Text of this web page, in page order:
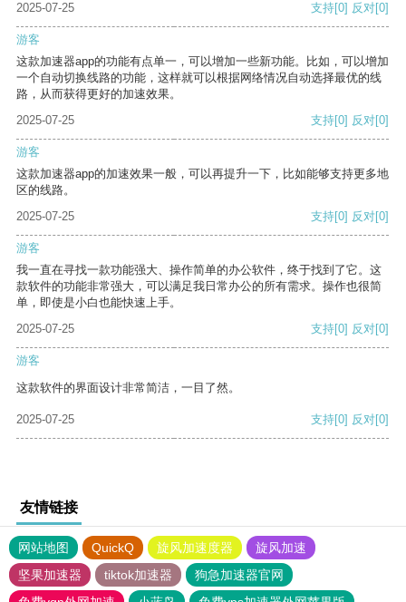
2025-07-25 支持[0] 反对[0]
游客
这款加速器app的功能有点单一，可以增加一些新功能。比如，可以增加
一个自动切换线路的功能，这样就可以根据网络情况自动选择最优的线
路，从而获得更好的加速效果。
2025-07-25
支持[0] 反对[0]
游客
这款加速器app的加速效果一般，可以再提升一下，比如能够支持更多地
区的线路。
2025-07-25
支持[0] 反对[0]
游客
我一直在寻找一款功能强大、操作简单的办公软件，终于找到了它。这
款软件的功能非常强大，可以满足我日常办公的所有需求。操作也很简
单，即使是小白也能快速上手。
2025-07-25
支持[0] 反对[0]
游客
这款软件的界面设计非常简洁，一目了然。
2025-07-25 支持[0] 反对[0]
友情链接
网站地图 QuickQ 旋风加速度器
旋风加速
坚果加速器
tiktok加速器
狗急加速器官网